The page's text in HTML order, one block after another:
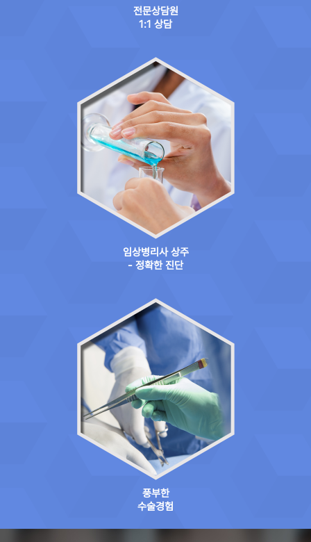
전문상담원
1:1 상담
임상병리사 상주
- 정확한 진단
풍부한
수술경험